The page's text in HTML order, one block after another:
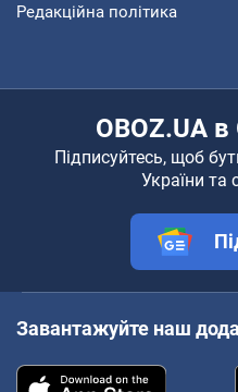
Редакційна політика
OBOZ.UA
Підписуйтесь, щоб
України та
Завантажуйте наш